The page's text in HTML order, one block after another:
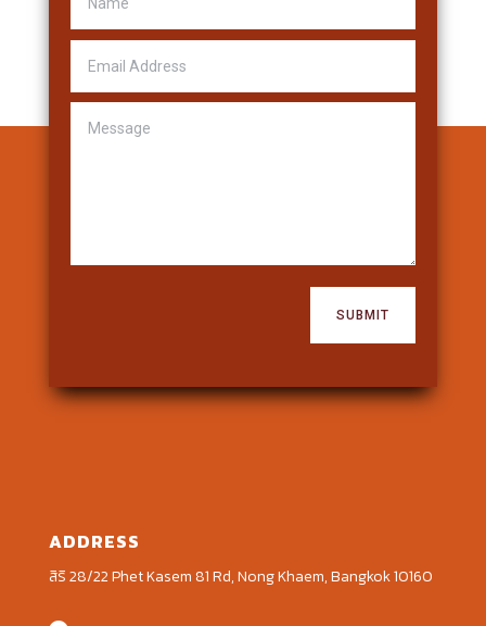
SUBMIT
ADDRESS
สิริ 28/22 Phet Kasem 81 Rd, Nong Khaem, Bangkok 10160